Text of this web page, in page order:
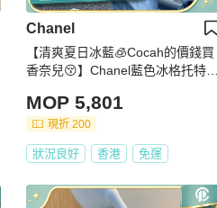
Chanel
【清爽夏日冰藍🧊Cocah的價錢買
香奈兒😚】Chanel藍色冰格托特包
MOP 5,801
現折 200
狀況良好 香港 免運